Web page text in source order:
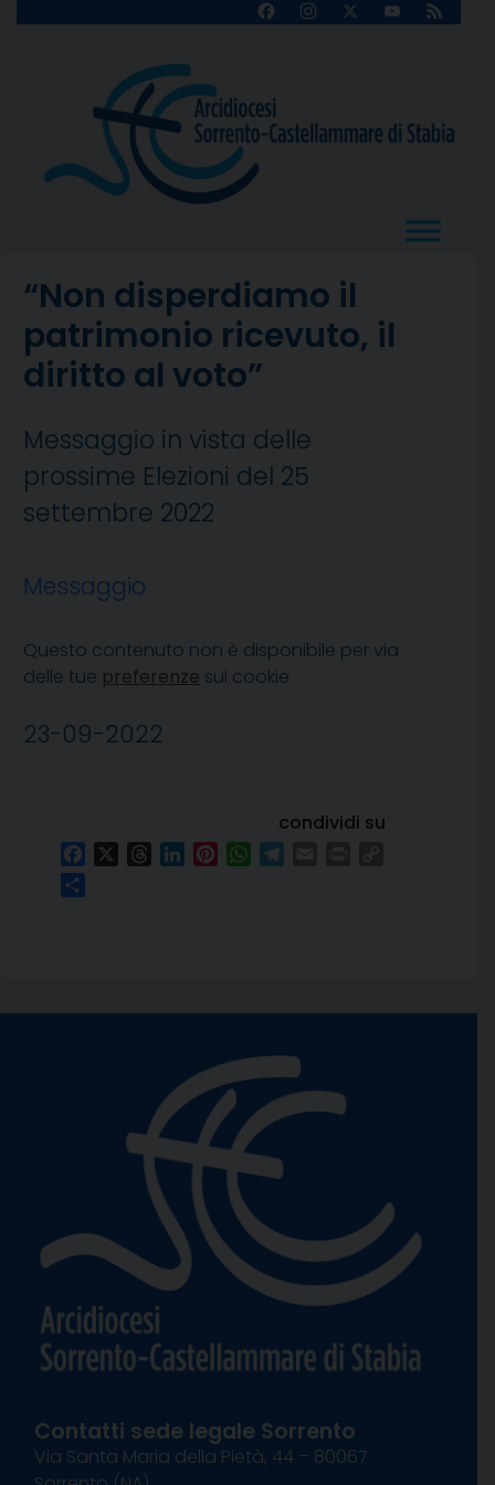
FacebookInstagram
X
YouTube
Feed
“Non disperdiamo il
patrimonio ricevuto, il
diritto al voto”
Messaggio in vista delle
prossime Elezioni del 25
settembre 2022
Messaggio
Questo contenuto non è disponibile per via
delle tue preferenze sui cookie
23-09-2022
condividi su
FacebookThreadsLinkedInPinterestWhatsApp
Contatti sede legale Sorrento
Via Santa Maria della Pietà, 44 – 80067